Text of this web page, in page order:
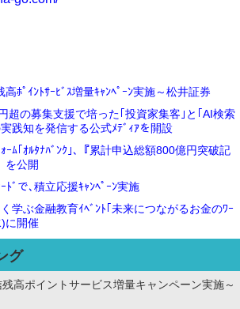
高ﾎﾟｲﾝﾄｻｰﾋﾞｽ増量ｷｬﾝﾍﾟｰﾝ実施～松井証券
超の募集支援で培った｢投資家集客｣と｢AI検索
践知を発信する公式ﾒﾃﾞｨｱを開設
ｫｰﾑ｢ｵﾙﾀﾅﾊﾞﾝｸ｣､『累計申込総額800億円突破記
を公開
ｰﾄﾞで､積立応援ｷｬﾝﾍﾟｰﾝ実施
学ぶ金融教育ｲﾍﾞﾝﾄ｢未来につながるお金のﾜｰ
)に開催
グ
高ポイントサービス増量キャンペーン実施～